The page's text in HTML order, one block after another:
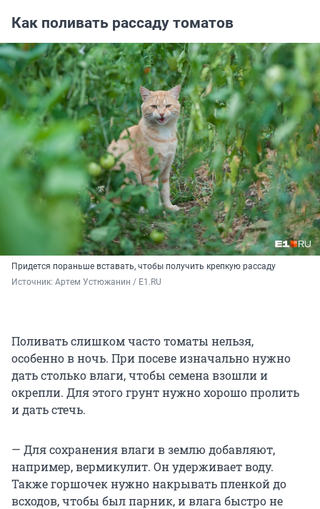
Как поливать рассаду томатов
Придется пораньше вставать, чтобы получить крепкую рассаду
Источник: Артем Устюжанин / E1.RU
Поливать слишком часто томаты нельзя,
особенно в ночь. При посеве изначально нужно
дать столько влаги, чтобы семена взошли и
окрепли. Для этого грунт нужно хорошо пролить
и дать стечь.
— Для сохранения влаги в землю добавляют,
например, вермикулит. Он удерживает воду.
Также горшочек нужно накрывать пленкой до
всходов, чтобы был парник, и влага быстро не